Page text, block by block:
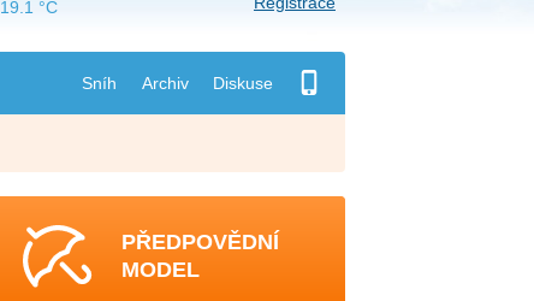
Sníh Archiv Diskuse
19.1 °C
PŘEDPOVĚDNÍ
MODEL